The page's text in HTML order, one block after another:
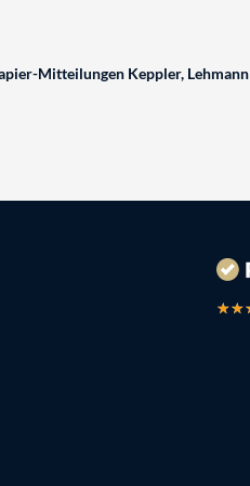
Mitteilungen Keppler, Lehmann